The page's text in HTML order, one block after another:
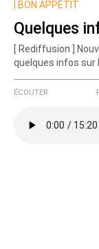
BON APPÉTIT
Quelques
[ Rediffusion ]
quelques infos
ÉCOUTER